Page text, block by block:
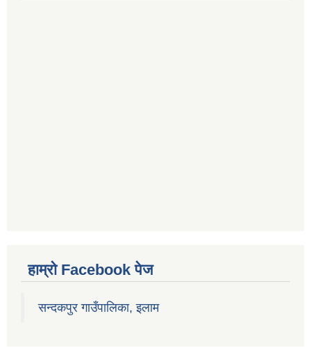
हाम्रो Facebook पेज
सन्दकपुर गाउँपालिका, इलाम